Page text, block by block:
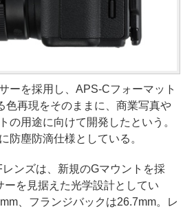
ーを採用し、APS-Cフォーマット
色再現をそのままに、商業写真や
の用途に向けて開発したという。
防塵防滴仕様としている。
ンズは、新規のGマウントを採
ーを見据えた光学設計としてい
、フランジバックは26.7mm。レ